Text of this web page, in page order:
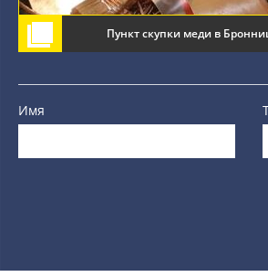
Пункт скупки меди в
Имя